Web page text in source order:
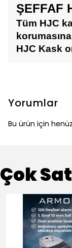
ŞEFFAF
Tüm HJC
HJC Kask
Yorumlar
Bu ürün için
Çok